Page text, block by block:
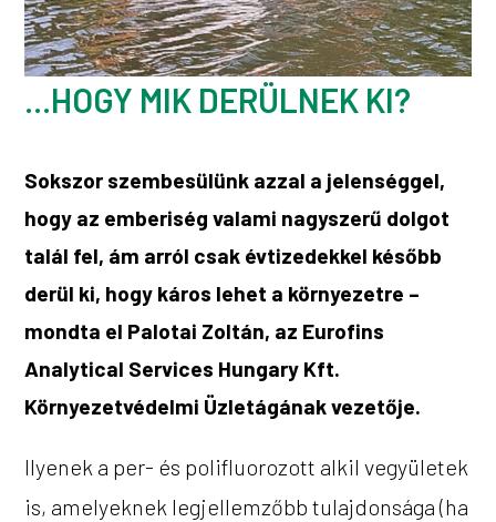
...HOGY MIK DERÜLNEK KI?
Sokszor szembesülünk azzal a jelenséggel,
hogy az emberiség valami nagyszerű dolgot
talál fel, ám arról csak évtizedekkel később
derül ki, hogy káros lehet a környezetre –
mondta el Palotai Zoltán, az Eurofins
Analytical Services Hungary Kft.
Környezetvédelmi Üzletágának vezetője.
Ilyenek a per- és polifluorozott alkil vegyületek
is, amelyeknek legjellemzőbb tulajdonsága (ha